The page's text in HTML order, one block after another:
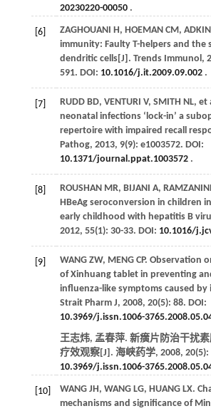
20230220-00050.
[6] ZAGHOUANI H, HOEMAN CM,
immunity: Faulty T-helpers and the
dendritic cells[J]. Trends Immunol ,
591. DOI: 10.1016/j.it.2009.09.002.
[7] RUDD BD, VENTURI V, SMITH NL, et
neonatal infections ‘lock-in’ a
repertoire with impaired recall
Pathog, 2013, 9(9): e1003572. DOI:
10.1371/journal.ppat.1003572.
[8] ROUSHAN MR, BIJANI A,
HBeAg seroconversion in children
early childhood with hepatitis B
2012, 55(1): 30-33. DOI: 10.1016/
[9] WANG ZW, MENG CP. Observation
of Xinhuang tablet in preventing
influenza-like symptoms caused
Strait Pharm J, 2008, 20(5): 88. DOI:
10.3969/j.issn.1006-
王志炜, 孟春萍. 新癀片防治干扰
疗效观察[J]. 海峡药学, 2008, 20(5):
10.3969/j.issn.1006-
[10] WANG JH, WANG LG, HUANG LX.
mechanisms and significance of